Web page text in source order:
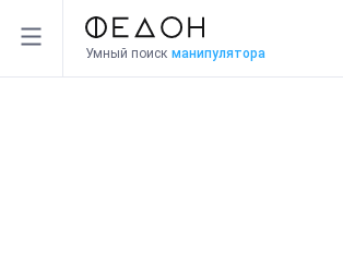
Умный поиск манипулятора